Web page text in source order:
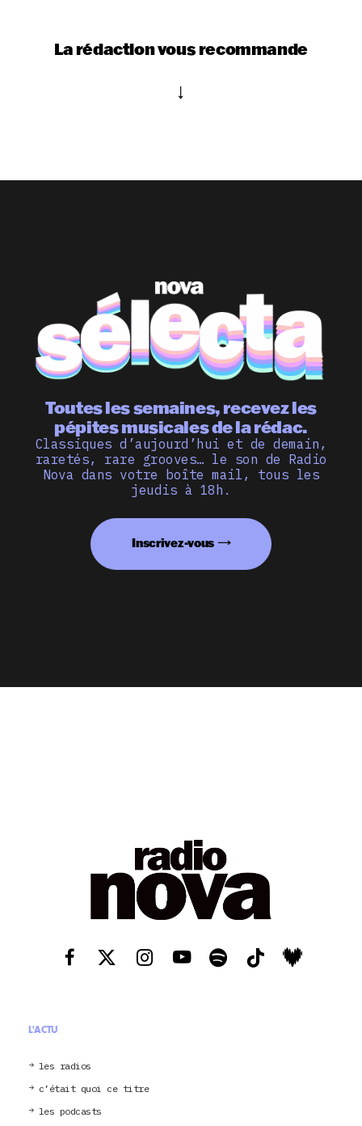
La rédaction vous recommande
Toutes les semaines, recevez les
pépites musicales de la rédac.
Classiques d’aujourd’hui et de demain,
raretés, rare grooves… le son de Radio
Nova dans votre boîte mail, tous les
jeudis à 18h.
Inscrivez-vous
L'ACTU
les radios
c’était quoi ce titre
les podcasts